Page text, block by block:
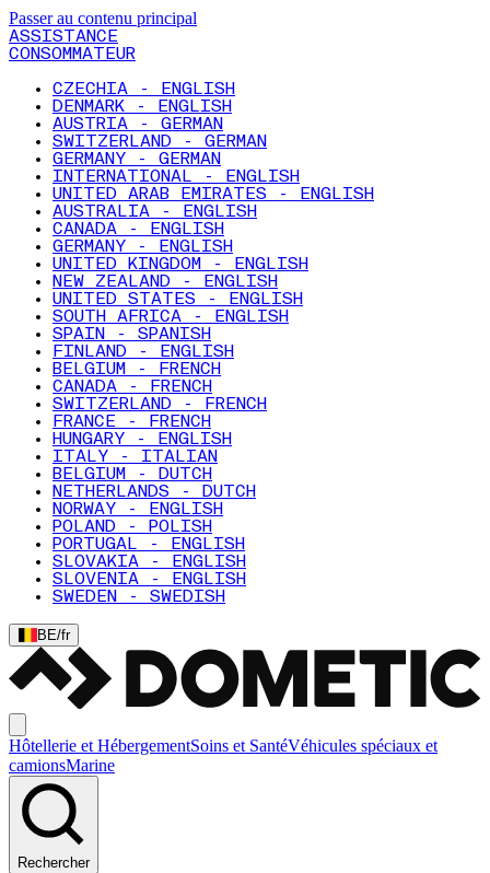
Passer au contenu principal
ASSISTANCE
CONSOMMATEUR
CZECHIA - ENGLISH
DENMARK - ENGLISH
AUSTRIA - GERMAN
SWITZERLAND - GERMAN
GERMANY - GERMAN
INTERNATIONAL - ENGLISH
UNITED ARAB EMIRATES - ENGLISH
AUSTRALIA - ENGLISH
CANADA - ENGLISH
GERMANY - ENGLISH
UNITED KINGDOM - ENGLISH
NEW ZEALAND - ENGLISH
UNITED STATES - ENGLISH
SOUTH AFRICA - ENGLISH
SPAIN - SPANISH
FINLAND - ENGLISH
BELGIUM - FRENCH
CANADA - FRENCH
SWITZERLAND - FRENCH
FRANCE - FRENCH
HUNGARY - ENGLISH
ITALY - ITALIAN
BELGIUM - DUTCH
NETHERLANDS - DUTCH
NORWAY - ENGLISH
POLAND - POLISH
PORTUGAL - ENGLISH
SLOVAKIA - ENGLISH
SLOVENIA - ENGLISH
SWEDEN - SWEDISH
BE/fr
Hôtellerie et HébergementSoins et SantéVéhicules spéciaux et
camionsMarine
Rechercher